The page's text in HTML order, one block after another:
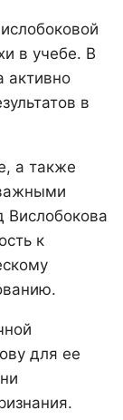
в учебе. В
активно
в
а также
Вислобокова
к
для ее